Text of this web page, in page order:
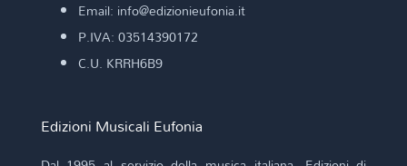
Email: info@edizionieufonia.it
P.IVA: 03514390172
C.U. KRRH6B9
Edizioni Musicali Eufonia